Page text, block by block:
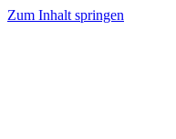
Zum Inhalt springen